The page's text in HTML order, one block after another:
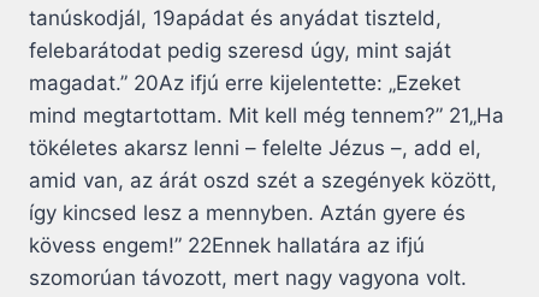
tanúskodjál, 19apádat és anyádat tiszteld,
felebarátodat pedig szeresd úgy, mint saját
magadat.” 20Az ifjú erre kijelentette: „Ezeket
mind megtartottam. Mit kell még tennem?” 21„Ha
tökéletes akarsz lenni – felelte Jézus –, add el,
amid van, az árát oszd szét a szegények között,
így kincsed lesz a mennyben. Aztán gyere és
kövess engem!” 22Ennek hallatára az ifjú
szomorúan távozott, mert nagy vagyona volt.